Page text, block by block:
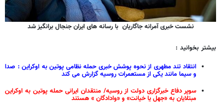
نشست خبری آمرانه جاگاریان با رسانه های ایران جنجال برانگیز شد
بیشتر بخوانید :
انتقاد تند مطهری از نحوه پوشش خبری حمله نظامی پوتین به اوکراین : صدا
و سیما مانند یکی از مستعمرات روسیه گزارش می کند
سوپر دفاع خبرگزاری دولت از روسیه/ منتقدان ایرانی حمله پوتین به اوکراین
مبتلایان به «جهل یا خیانت» و «وادادگان » هستند